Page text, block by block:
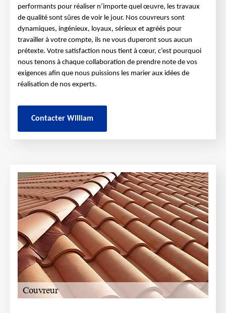
performants pour réaliser n’importe quel œuvre, les travaux
de qualité sont sûres de voir le jour. Nos couvreurs sont
dynamiques, ingénieux, loyaux, sérieux et agréés pour
travailler à votre compte, ils ne vous duperont sous aucun
prétexte. Votre satisfaction nous tient à cœur, c’est pourquoi
nous tenons à chaque collaboration de prendre note de vos
exigences afin que nous puissions les marier aux idées de
réalisation de nos experts.
Contacter William